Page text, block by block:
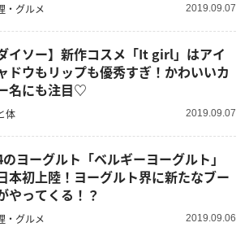
・グルメ 2019.09.07
ダイソー】新作コスメ「It girl」はアイ
ドウもリップも優秀すぎ！かわいいカ
名にも注目♡
体 2019.09.07
ヨーグルト「ベルギーヨーグルト」
本初上陸！ヨーグルト界に新たなブー
やってくる！？
・グルメ 2019.09.06